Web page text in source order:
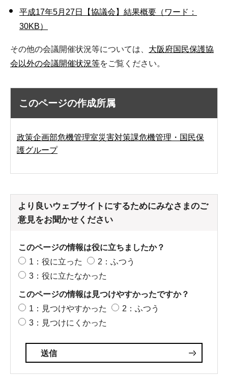
平成17年5月27日【協議会】結果概要（ワード：
30KB）
その他の会議開催状況等については、 大阪府国民保護協
会以外の会議開催状況等をご覧ください。
このページの作成所属
政策企画部危機管理室災害対策課危機管理・国民保
護グループ
より良いウェブサイトにするためにみなさまのご
意見をお聞かせください
このページの情報は役に立ちましたか？
1：役に立った
2：ふつう
3：役に立たなかった
このページの情報は見つけやすかったですか？
1：見つけやすかった
2：ふつう
3：見つけにくかった